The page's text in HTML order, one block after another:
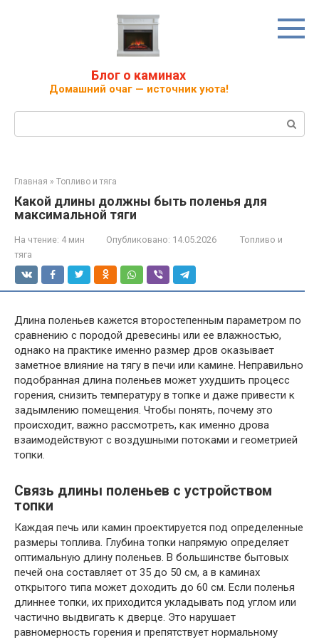
Блог о каминах
Домашний очаг — источник уюта!
Главная » Топливо и тяга
Какой длины должны быть поленья для
максимальной тяги
На чтение: 4 мин Опубликовано: 14.05.2026
Топливо и
тяга
Длина поленьев кажется второстепенным параметром по
сравнению с породой древесины или ее влажностью,
однако на практике именно размер дров оказывает
заметное влияние на тягу в печи или камине. Неправильно
подобранная длина поленьев может ухудшить процесс
горения, снизить температуру в топке и даже привести к
задымлению помещения. Чтобы понять, почему это
происходит, важно рассмотреть, как именно дрова
взаимодействуют с воздушными потоками и геометрией
топки.
Связь длины поленьев с устройством
топки
Каждая печь или камин проектируется под определенные
размеры топлива. Глубина топки напрямую определяет
оптимальную длину поленьев. В большинстве бытовых
печей она составляет от 35 до 50 см, а в каминах
открытого типа может доходить до 60 см. Если поленья
длиннее топки, их приходится укладывать под углом или
частично выдвигать к дверце. Это нарушает
равномерность горения и препятствует нормальному